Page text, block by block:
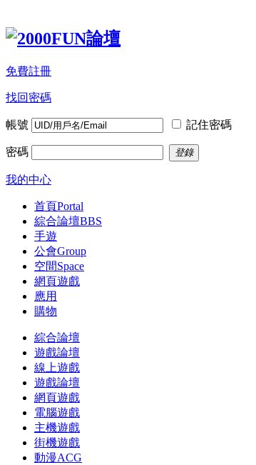
免費註冊
找回密碼
帳號 記住密碼
密碼 登錄
我的中心
首頁Portal
綜合論壇BBS
手遊
公會Group
空間Space
網頁遊戲
應用
購物
綜合論壇
遊戲論壇
線上遊戲
遊戲論壇
網頁遊戲
電腦遊戲
主機遊戲
街機遊戲
動漫ACG